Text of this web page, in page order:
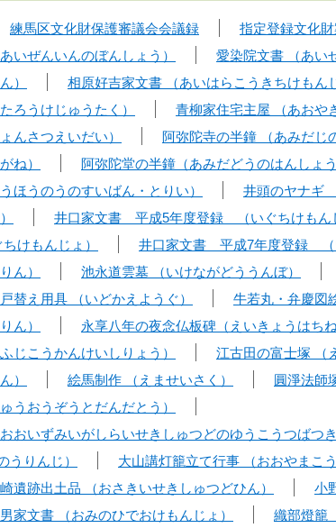
練馬区文化財保護審議会会議録 指定登録文化
いぜんいんのぼんしょう）
愛染院文書 （あい
）
相原好吉家文書 （あいはらこうきちけもん
ろうけじゅうたく）
青柳家住宅主屋 （あおや
んさつえいだい）
阿弥陀寺の半鐘 （あみだじ
ね）
阿弥陀堂の半鐘（あみだどうのはんしょう
ほうのうのすいばん・とりい）
井頭のヤナギ
井口家文書 平成5年度登録 （いぐちけもん
けもんじょ）
井口家文書 平成7年度登録 （
ん）
池永道雲墓 （いけながどううんぼ）
替え用具 （いどかえようぐ）
牛若丸・弁慶図
ん）
永享八年の夜念仏板碑（えいきょうはち
じこうかんけいしりょう）
江古田の富士塚 （
）
絵馬制作 （えませいさく）
圓淨法師
うおうぞうとだんだとう）
おいずみいがしらいせきしゅつどのゆうこうつばつき
りんじ）
大山講灯籠立て行事 （おおやまこ
遺跡出土品 （おさきいせきしゅつどひん）
小
家文書 （おみのひでおけもんじょ）
織部燈籠